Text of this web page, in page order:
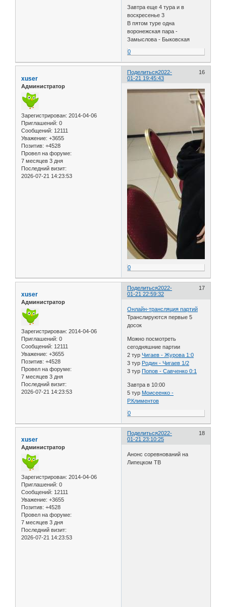
Завтра еще 4 тура и в
воскресенье 3
В пятом туре одна
воронежская пара -
Замыслова - Быковская
0
Поделиться 16
2022-
01-21 19:45:43
xuser
Администратор
Зарегистрирован: 2014-04-06
Приглашений: 0
Сообщений: 12111
Уважение: +3655
Позитив: +4528
Провел на форуме:
7 месяцев 3 дня
Последний визит:
2026-07-21 14:23:53
0
Поделиться 17
2022-
01-21 22:59:32
xuser
Администратор
Зарегистрирован: 2014-04-06
Приглашений: 0
Сообщений: 12111
Уважение: +3655
Позитив: +4528
Провел на форуме:
7 месяцев 3 дня
Последний визит:
2026-07-21 14:23:53
Онлайн-трансляция партий
Транслируются первые 5
досок
Можно посмотреть
сегодняшние партии
2 турЧигаев - Журова 1:0
3 тур Родин - Чигаев 1/2
3 турПопов - Савченко 0:1
Завтра в 10:00
5 тур Моисеенко -
Р.Климентов
0
Поделиться 18
2022-
01-21 23:10:25
xuser
Администратор
Зарегистрирован: 2014-04-06
Приглашений: 0
Сообщений: 12111
Уважение: +3655
Позитив: +4528
Провел на форуме:
7 месяцев 3 дня
Последний визит:
2026-07-21 14:23:53
Анонс соревнований на
Липецком ТВ